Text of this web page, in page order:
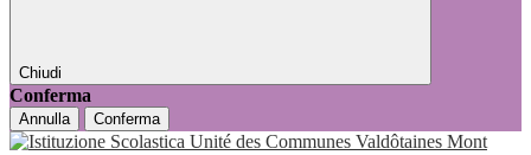
Chiudi
Conferma
Annulla Conferma